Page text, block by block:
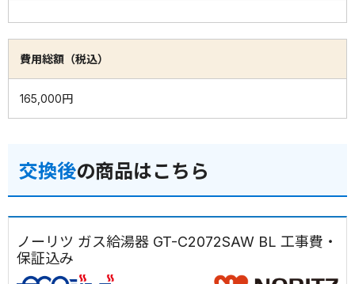
費用総額（税込）
165,000円
交換後の商品はこちら
ノーリツ ガス給湯器 GT-C2072SAW BL 工事費・
保証込み